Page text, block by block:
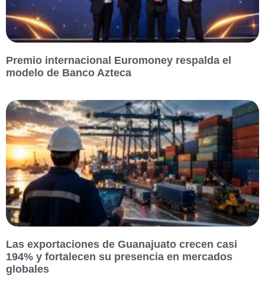
Premio internacional Euromoney respalda el
modelo de Banco Azteca
Las exportaciones de Guanajuato crecen casi
194% y fortalecen su presencia en mercados
globales